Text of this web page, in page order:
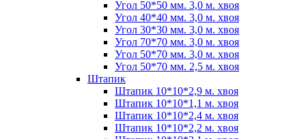
Угол 50*50 мм. 3,0 м. хвоя
Угол 40*40 мм. 3,0 м. хвоя
Угол 30*30 мм. 3,0 м. хвоя
Угол 70*70 мм. 3,0 м. хвоя
Угол 50*70 мм. 3,0 м. хвоя
Угол 50*70 мм. 2,5 м. хвоя
Штапик
Штапик 10*10*2,9 м. хвоя
Штапик 10*10*1,1 м. хвоя
Штапик 10*10*2,4 м. хвоя
Штапик 10*10*2,2 м. хвоя